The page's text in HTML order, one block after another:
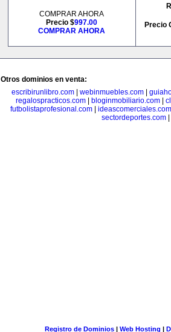
COMPRAR AHORA
Precio $997.00
COMPRAR AHORA
Precio
Otros dominios en venta:
escribirunlibro.com| webinmuebles.com|
regalospracticos.com| bloginmobiliario.com|
futbolistaprofesional.com
ideascomerciales.com
sectordeportes.com|
Registro de Dominios| Web Hosting |